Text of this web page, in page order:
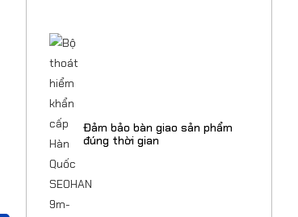
Đảm bảo bàn giao sản phẩm
đúng thời gian